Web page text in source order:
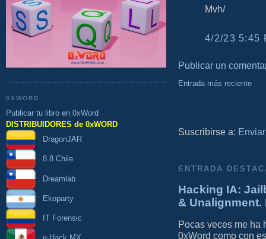
0XWORD
Publicar tu libro en 0xWord
DISTRIBUIDORES de 0xWORD
DragonJAR
8.8 Chile
Dreamlab
Ekoparty
IT Forensic
Mvh/
4/2/23 5:45
Publicar un
Entrada más reciente
Suscribirse a:
ENTRADA
Hacking IA:
&
Pocas veces me ha
0xWord como con